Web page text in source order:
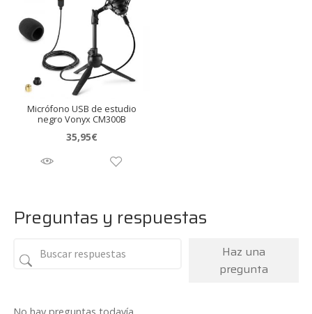
Micrófono USB de estudio
negro Vonyx CM300B
35,95€
Preguntas y respuestas
Haz una
pregunta